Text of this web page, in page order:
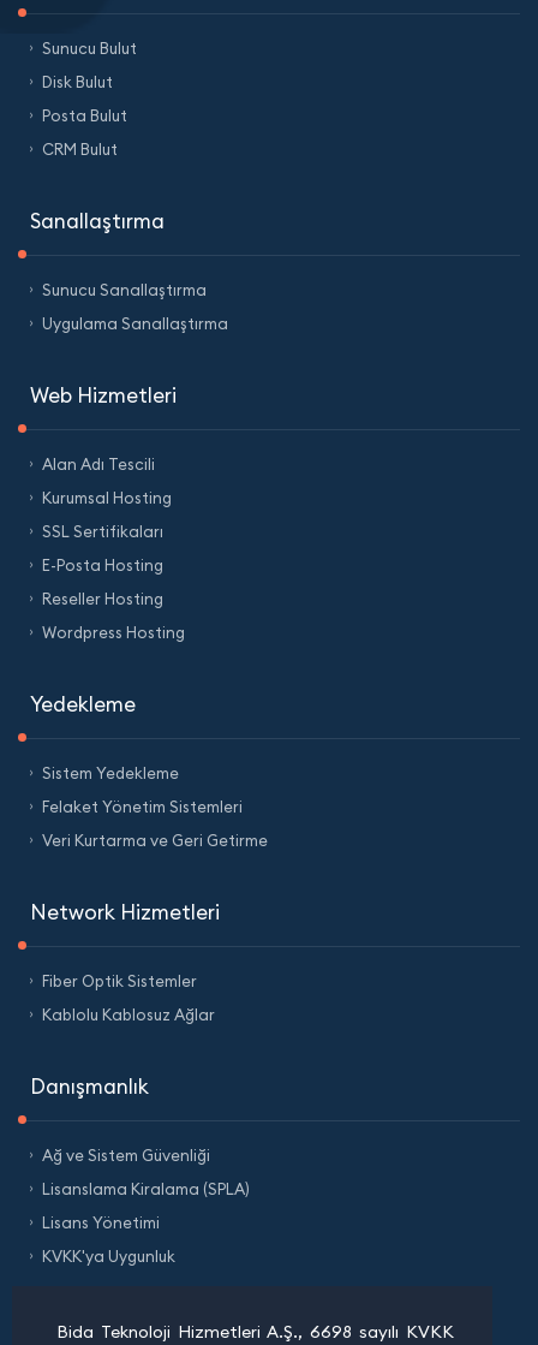
Sunucu Bulut
Disk Bulut
Posta Bulut
CRM Bulut
Sanallaştırma
Sunucu Sanallaştırma
Uygulama Sanallaştırma
Web Hizmetleri
Alan Adı Tescili
Kurumsal Hosting
SSL Sertifikaları
E-Posta Hosting
Reseller Hosting
Wordpress Hosting
Yedekleme
Sistem Yedekleme
Felaket Yönetim Sistemleri
Veri Kurtarma ve Geri Getirme
Network Hizmetleri
Fiber Optik Sistemler
Kablolu Kablosuz Ağlar
Danışmanlık
Ağ ve Sistem Güvenliği
Lisanslama Kiralama (SPLA)
Lisans Yönetimi
KVKK'ya Uygunluk
Bida Teknoloji Hizmetleri A.Ş., 6698 sayılı KVKK